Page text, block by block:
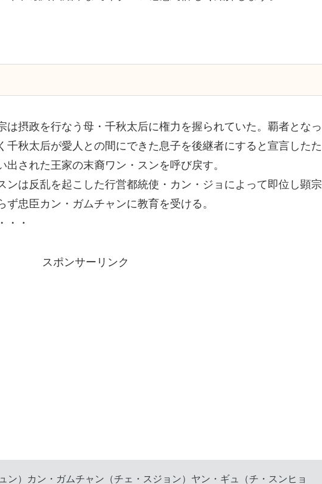
は摂政を行なう母・千秋太后に権力を握られていた。覇者となっ
千秋太后が愛人との間にできた息子を後継者にすると宣言したた
された王家の末裔ワン・スンを呼び戻す。
ンは反乱を起こした行営都統使・カン・ジョによって即位し顕宗
忠臣カン・ガムチャンに教育を受ける。
・・
スポンサーリンク
ン）カン・ガムチャン（チェ・スジョン）ヤン・ギュ（チ・スンヒョ